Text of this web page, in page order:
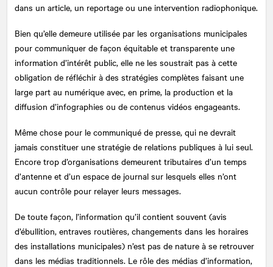
dans un article, un reportage ou une intervention radiophonique.
Bien qu’elle demeure utilisée par les organisations municipales
pour communiquer de façon équitable et transparente une
information d’intérêt public, elle ne les soustrait pas à cette
obligation de réfléchir à des stratégies complètes faisant une
large part au numérique avec, en prime, la production et la
diffusion d’infographies ou de contenus vidéos engageants.
Même chose pour le communiqué de presse, qui ne devrait
jamais constituer une stratégie de relations publiques à lui seul.
Encore trop d’organisations demeurent tributaires d’un temps
d’antenne et d’un espace de journal sur lesquels elles n’ont
aucun contrôle pour relayer leurs messages.
De toute façon, l’information qu’il contient souvent (avis
d’ébullition, entraves routières, changements dans les horaires
des installations municipales) n’est pas de nature à se retrouver
dans les médias traditionnels. Le rôle des médias d’information,